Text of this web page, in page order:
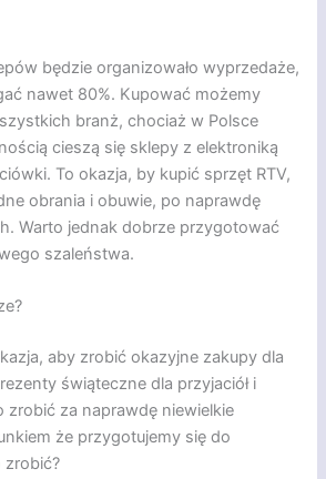
będzie organizowało wyprzedaże,
nawet 80%. Kupować możemy
branż, chociaż w Polsce
cieszą się sklepy z elektroniką
To okazja, by kupić sprzęt RTV,
obrania i obuwie, po naprawdę
Warto jednak dobrze przygotować
szaleństwa.
aby zrobić okazyjne zakupy dla
świąteczne dla przyjaciół i
zrobić za naprawdę niewielkie
że przygotujemy się do
zrobić?